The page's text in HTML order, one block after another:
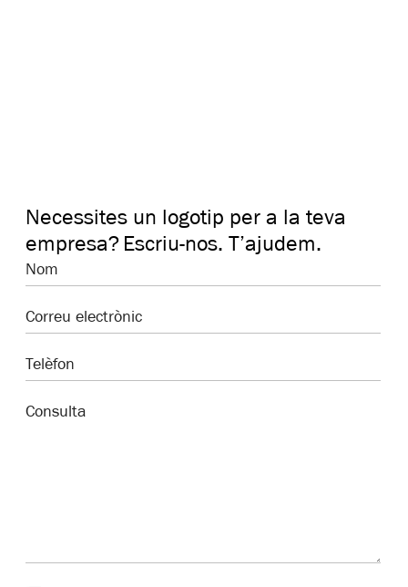
Necessites un logotip per a la teva
empresa? Escriu-nos. T’ajudem.